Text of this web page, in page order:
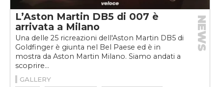
L’Aston Martin DB5 di 007 è
arrivata a Milano
Una delle 25 ricreazioni dell'Aston Martin DB5 di
Goldfinger è giunta nel Bel Paese ed è in
mostra da Aston Martin Milano. Siamo andati a
scoprire...
NEWS
GALLERY